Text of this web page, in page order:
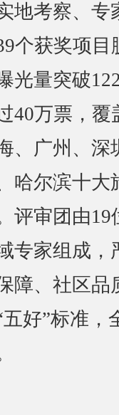
地考察、专
个获奖项目
光量突破
40万票，覆
、广州、深
哈尔滨十大
评审团由19
专家组成，
障、社区品
好”标准，